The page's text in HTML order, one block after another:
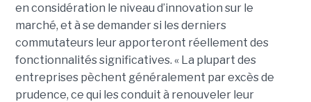
en considération le niveau d’innovation sur le
marché, et à se demander si les derniers
commutateurs leur apporteront réellement des
fonctionnalités significatives. « La plupart des
entreprises pèchent généralement par excès de
prudence, ce qui les conduit à renouveler leur